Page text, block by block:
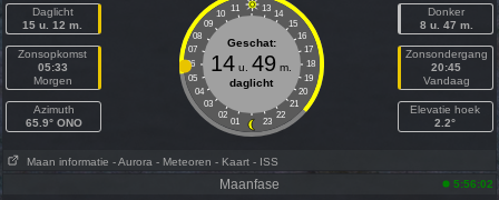
Daglicht
15 u. 12 m.
Zonsopkomst
05:33
Morgen
Azimuth
65.9° ONO
11 13
10
14
09
15
08
16
07
17
06
18
05
19
04
20
03
21
02
22
01 23
Geschat:
14 u.49 m.
daglicht
Donker
8 u. 47 m.
Zonsondergang
20:45
Vandaag
Elevatie hoek
2.2°
Maan informatie - Aurora - Meteoren - Kaart - ISS
Maanfase 5:56:02